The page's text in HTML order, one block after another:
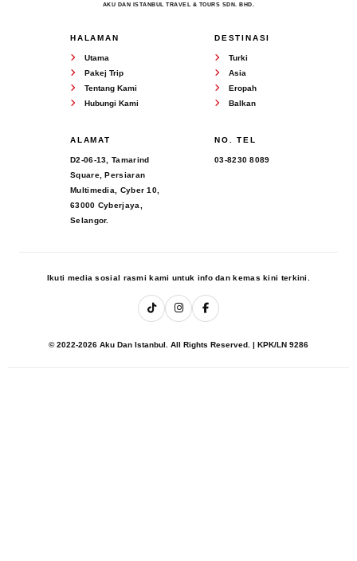
AKU DAN ISTANBUL TRAVEL & TOURS SDN. BHD.
HALAMAN
Utama
Pakej Trip
Tentang Kami
Hubungi Kami
DESTINASI
Turki
Asia
Eropah
Balkan
ALAMAT
D2-06-13, Tamarind
Square, Persiaran
Multimedia, Cyber 10,
63000 Cyberjaya,
Selangor.
NO. TEL
03-8230 8089
Ikuti media sosial rasmi kami untuk info dan kemas kini terkini.
© 2022-2026 Aku Dan Istanbul. All Rights Reserved. | KPK/LN 9286